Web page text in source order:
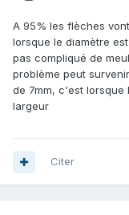
A 95% les flèches
lorsque le diamètre
pas compliqué de
problème peut
de 7mm, c'est lorsque
largeur
Citer